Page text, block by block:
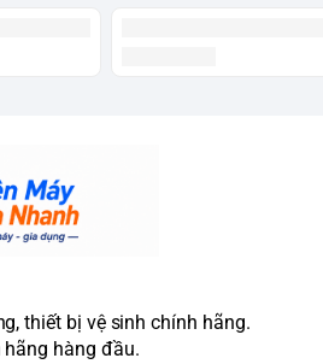
thiết bị vệ sinh chính hãng.
hàng đầu.